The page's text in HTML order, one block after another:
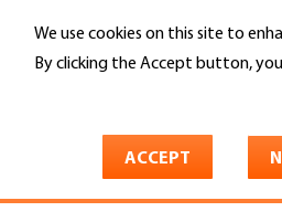
We use cookies on this site to
By clicking the Accept button,
ACCEPT
main
von Büren